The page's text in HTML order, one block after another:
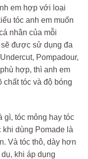
em hợp với loại
tóc anh em muốn
nhân của mỗi
được sử dụng đa
Pompadour,
hợp, thì anh em
chất tóc và độ bóng
gì, tóc mỏng hay tóc
khi dùng Pomade là
Và tóc thô, dày hơn
khi áp dụng